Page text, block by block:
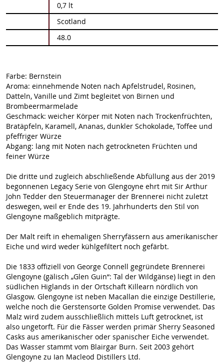
Informationen
0,7 lt
Scotland
48.0
Farbe: Bernstein
Aroma: einnehmende Noten nach Apfelstrudel, Rosinen,
Datteln, Vanille und Zimt begleitet von Birnen und
Brombeermarmelade
Geschmack: weicher Körper mit Noten nach Trockenfrüchten,
Bratäpfeln, Karamell, Ananas, dunkler Schokolade, Toffee und
pfeffriger Würze
Abgang: lang mit Noten nach getrockneten Früchten und
feiner Würze
Die dritte und zugleich abschließende Abfüllung aus der 2019
begonnenen Legacy Serie von Glengoyne ehrt mit Sir Arthur
John Tedder den Steuermanager der Brennerei nicht zuletzt
deswegen, weil er Ende des 19. Jahrhunderts den Stil von
Glengoyne maßgeblich mitprägte.
Der Malt reift in ehemaligen Sherryfässern aus amerikanischer
Eiche und wird weder kühlgefiltert noch gefärbt.
Die 1833 offiziell von George Connell gegründete Brennerei
Glengoyne (gälisch „Glen Guin“: Tal der Wildgänse) liegt in den
südlichen Higlands in der Ortschaft Killearn nördlich von
Glasgow. Glengoyne ist neben Macallan die einzige Destillerie,
welche noch die Gerstensorte Golden Promise verwendet. Das
Malz wird zudem ausschließlich mittels Luft getrocknet, ist
also ungetorft. Für die Fässer werden primär Sherry Seasoned
Casks aus amerikanischer oder spanischer Eiche verwendet.
Das Wasser stammt vom Blairgar Burn. Seit 2003 gehört
Glengoyne zu Ian Macleod Distillers Ltd.